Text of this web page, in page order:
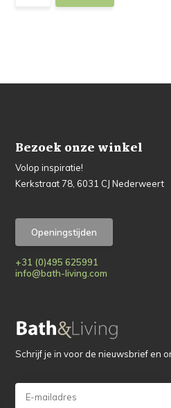
Bezoek onze winkel
Volop inspiratie!
Kerkstraat 78, 6031 CJ Nederweert
Openingstijden
+31 (0)495 625991
info@bath-living.com
Schrijf je in voor de nieuwsbrief en